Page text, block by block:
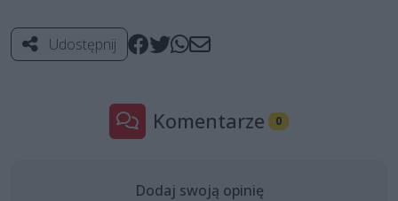
Udostępnij
Komentarze 0
Dodaj swoją opinię